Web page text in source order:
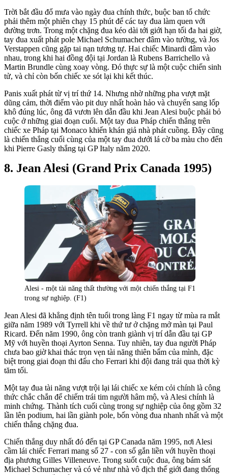
Trời bắt đầu đổ mưa vào ngày đua chính thức, buộc ban tổ chức
phải thêm một phiên chạy 15 phút để các tay đua làm quen với
đường trơn. Trong một chặng đua kéo dài tới giới hạn tối đa hai giờ,
tay đua xuất phát pole Michael Schumacher đâm vào tường, và Jos
Verstappen cũng gặp tai nạn tương tự. Hai chiếc Minardi đâm vào
nhau, trong khi hai đồng đội tại Jordan là Rubens Barrichello và
Martin Brundle cùng xoay vòng. Đó thực sự là một cuộc chiến sinh
tử, và chỉ còn bốn chiếc xe sót lại khi kết thúc.
Panis xuất phát từ vị trí thứ 14. Nhưng nhờ những pha vượt mặt
dũng cảm, thời điểm vào pit duy nhất hoàn hảo và chuyển sang lốp
khô đúng lúc, ông đã vươn lên dẫn đầu khi Jean Alesi buộc phải bỏ
cuộc ở những giai đoạn cuối. Một tay đua Pháp chiến thắng trên
chiếc xe Pháp tại Monaco khiến khán giả nhà phát cuồng. Đây cũng
là chiến thắng cuối cùng của một tay đua dưới lá cờ ba màu cho đến
khi Pierre Gasly thắng tại GP Italy năm 2020.
Jean Alesi (Grand Prix Canada 1995)
Alesi - một tài năng thất thường với một chiến thắng tại F1
trong sự nghiệp. (F1)
Jean Alesi đã khẳng định tên tuổi trong làng F1 ngay từ mùa ra mắt
giữa năm 1989 với Tyrrell khi về thứ tư ở chặng mở màn tại Paul
Ricard. Đến năm 1990, ông còn tranh giành vị trí dẫn đầu tại GP
Mỹ với huyền thoại Ayrton Senna. Tuy nhiên, tay đua người Pháp
chưa bao giờ khai thác trọn vẹn tài năng thiên bẩm của mình, đặc
biệt trong giai đoạn thi đấu cho Ferrari khi đội đang trải qua thời kỳ
tăm tối.
Một tay đua tài năng vượt trội lại lái chiếc xe kém cỏi chính là công
thức chắc chắn để chiếm trái tim người hâm mộ, và Alesi chính là
minh chứng. Thành tích cuối cùng trong sự nghiệp của ông gồm 32
lần lên podium, hai lần giành pole, bốn vòng đua nhanh nhất và một
chiến thắng chặng đua.
Chiến thắng duy nhất đó đến tại GP Canada năm 1995, nơi Alesi
cầm lái chiếc Ferrari mang số 27 - con số gắn liền với huyền thoại
địa phương Gilles Villeneuve. Trong suốt cuộc đua, ông bám sát
Michael Schumacher và có vẻ như nhà vô địch thế giới đang thống